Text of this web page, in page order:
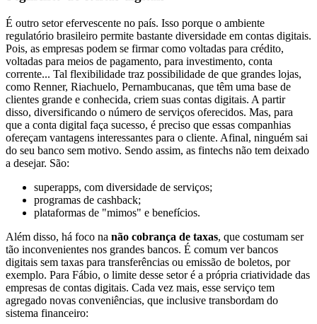
É outro setor efervescente no país. Isso porque o ambiente
regulatório brasileiro permite bastante diversidade em contas digitais.
Pois, as empresas podem se firmar como voltadas para crédito,
voltadas para meios de pagamento, para investimento, conta
corrente... Tal flexibilidade traz possibilidade de que grandes lojas,
como Renner, Riachuelo, Pernambucanas, que têm uma base de
clientes grande e conhecida, criem suas contas digitais. A partir
disso, diversificando o número de serviços oferecidos. Mas, para
que a conta digital faça sucesso, é preciso que essas companhias
ofereçam vantagens interessantes para o cliente. Afinal, ninguém sai
do seu banco sem motivo. Sendo assim, as fintechs não tem deixado
a desejar. São:
superapps, com diversidade de serviços;
programas de cashback;
plataformas de "mimos" e benefícios.
Além disso, há foco na não cobrança de taxas, que costumam ser
tão inconvenientes nos grandes bancos. É comum ver bancos
digitais sem taxas para transferências ou emissão de boletos, por
exemplo. Para Fábio, o limite desse setor é a própria criatividade das
empresas de contas digitais. Cada vez mais, esse serviço tem
agregado novas conveniências, que inclusive transbordam do
sistema financeiro: